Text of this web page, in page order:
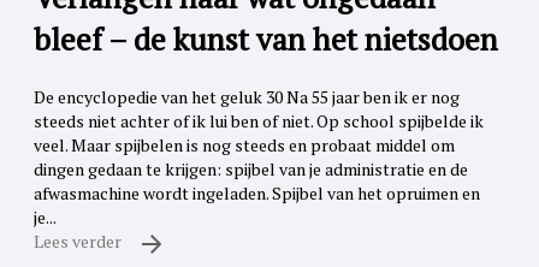
bleef – de kunst van het nietsdoen
De encyclopedie van het geluk 30 Na 55 jaar ben ik er nog
steeds niet achter of ik lui ben of niet. Op school spijbelde ik
veel. Maar spijbelen is nog steeds en probaat middel om
dingen gedaan te krijgen: spijbel van je administratie en de
afwasmachine wordt ingeladen. Spijbel van het opruimen en
je...
Lees verder